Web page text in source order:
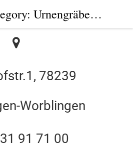
78239
Worblingen
91 71 00
Galerie - Category: Urnengräber - Friedhofsgärtnerei und Bestattungen Ruf Rielasingen-Worblingen